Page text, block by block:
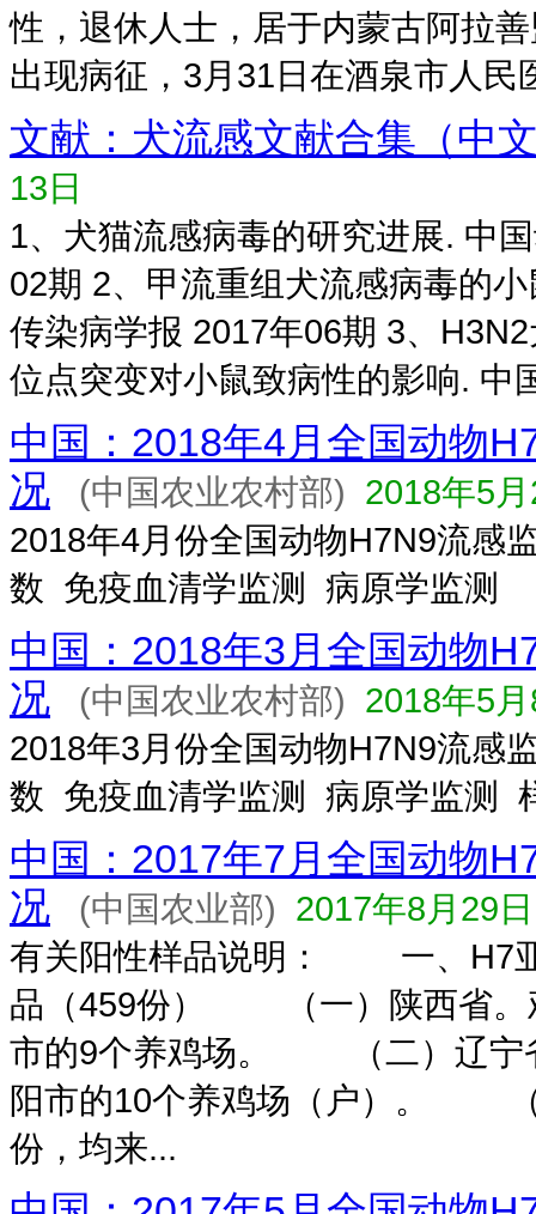
性，退休人士，居于内蒙古阿拉
出现病征，3月31日在酒泉市人民
文献：犬流感文献合集（中
13日
1、犬猫流感病毒的研究进展. 中
02期 2、甲流重组犬流感病毒的
传染病学报 2017年06期 3、
位点突变对小鼠致病性的影响. 中
中国：2018年4月全国动物
况
(中国农业农村部) 2018年5
2018年4月份全国动物H7N9流感
数 免疫血清学监测 病原学监测
中国：2018年3月全国动物
况
(中国农业农村部) 2018年5
2018年3月份全国动物H7N9流感
数 免疫血清学监测 病原学监测
中国：2017年7月全国动物
况
(中国农业部) 2017年8月29日
有关阳性样品说明： 一、H7亚
品（459份） （一）陕西省。
市的9个养鸡场。 （二）辽宁
阳市的10个养鸡场（户）。 （
份，均来...